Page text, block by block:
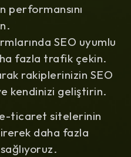
performansını
SEO uyumlu
fazla trafik çekin.
rakiplerinizin SEO
kendinizi geliştirin.
ticaret sitelerinin
daha fazla